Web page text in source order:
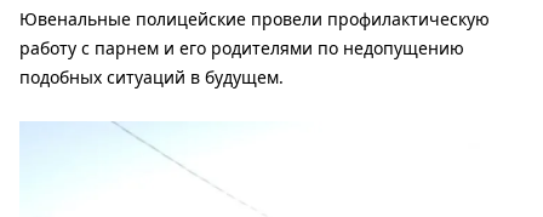
Ювенальные полицейские провели профилактическую
работу с парнем и его родителями по недопущению
подобных ситуаций в будущем.